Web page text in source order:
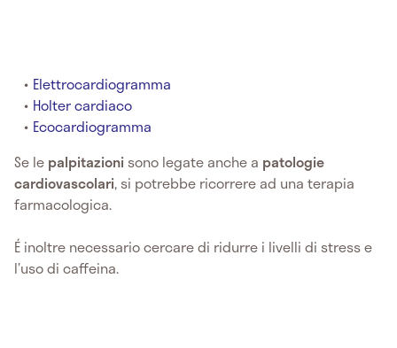
Elettrocardiogramma
Holter cardiaco
Ecocardiogramma
Se le palpitazioni sono legate anche a patologie
cardiovascolari, si potrebbe ricorrere ad una terapia
farmacologica.
É inoltre necessario cercare di ridurre i livelli di stress e
l’uso di caffeina.